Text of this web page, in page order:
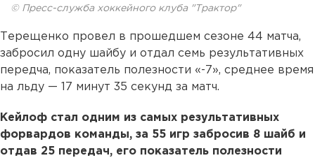
© Пресс-служба хоккейного клуба "Трактор"
Терещенко провел в прошедшем сезоне 44 матча,
забросил одну шайбу и отдал семь результативных
передча, показатель полезности «-7», среднее время
на льду — 17 минут 35 секунд за матч.
Кейлоф стал одним из самых результативных
форвардов команды, за 55 игр забросив 8 шайб и
отдав 25 передач, его показатель полезности